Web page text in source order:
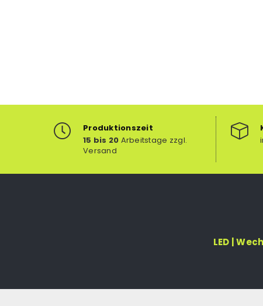
Produktionszeit
15 bis 20 Arbeitstage zzgl.
Versand
LED |